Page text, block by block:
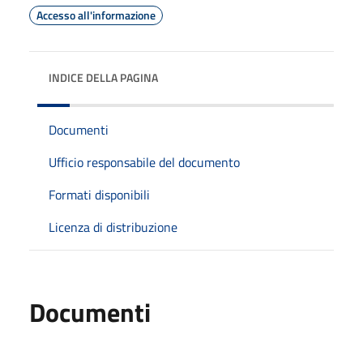
Accesso all'informazione
INDICE DELLA PAGINA
Documenti
Ufficio responsabile del documento
Formati disponibili
Licenza di distribuzione
Documenti